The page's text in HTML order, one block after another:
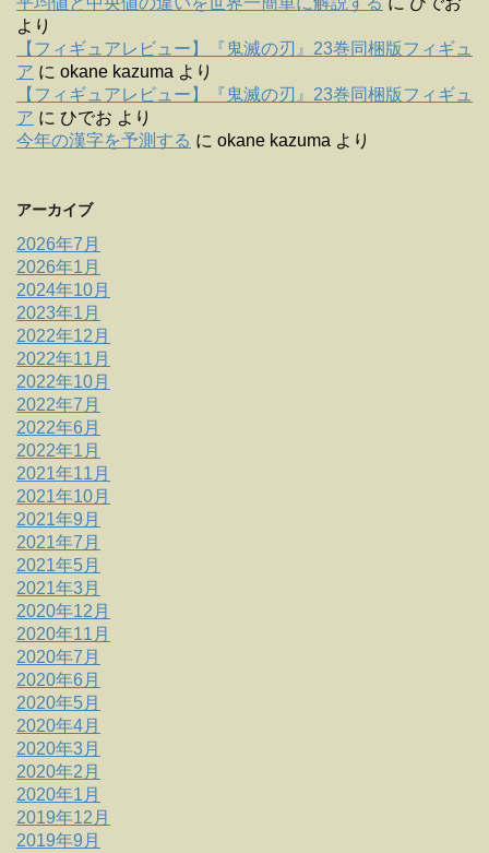
より
【フィギュアレビュー】『鬼滅の刃』23巻同梱版フィギュ
ア に okane kazuma より
【フィギュアレビュー】『鬼滅の刃』23巻同梱版フィギュ
ア に ひでお より
今年の漢字を予測する に okane kazuma より
アーカイブ
2026年7月
2026年1月
2024年10月
2023年1月
2022年12月
2022年11月
2022年10月
2022年7月
2022年6月
2022年1月
2021年11月
2021年10月
2021年9月
2021年7月
2021年5月
2021年3月
2020年12月
2020年11月
2020年7月
2020年6月
2020年5月
2020年4月
2020年3月
2020年2月
2020年1月
2019年12月
2019年9月